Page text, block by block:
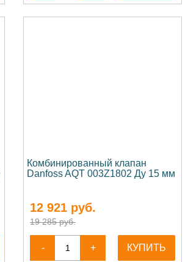
Комбинированный клапан
Danfoss AQT 003Z1802 Ду 15 мм
12 921 руб.
19 285 руб.
- + КУПИТЬ